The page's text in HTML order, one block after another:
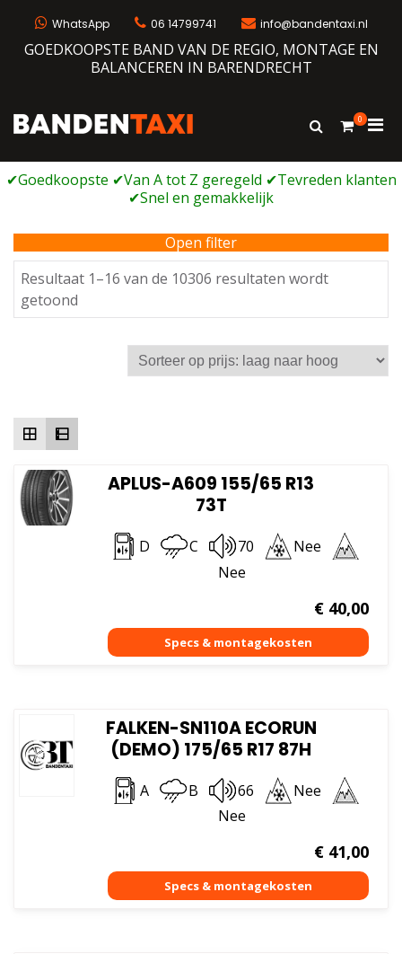
WhatsApp 06 14799741 info@bandentaxi.nl
GOEDKOOPSTE BAND VAN DE REGIO, MONTAGE EN
BALANCEREN IN BARENDRECHT
Bandengarage met eigen webshop
Toon
0
voor
Open filter
Resultaat 1–16 van de 10306 resultaten wordt
getoond
op
APLUS-A609 155/65 R13
73T
D C 70
Nee
Nee
€40,00
FALKEN-SN110A ECORUN
(DEMO) 175/65 R17 87H
A B 66
Nee
Nee
€41,00